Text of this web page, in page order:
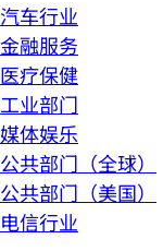
汽车行业
金融服务
医疗保健
工业部门
媒体娱乐
公共部门（全球）
公共部门（美国）
电信行业